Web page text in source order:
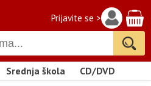
Prijavite se >
Srednja škola
CD/DVD